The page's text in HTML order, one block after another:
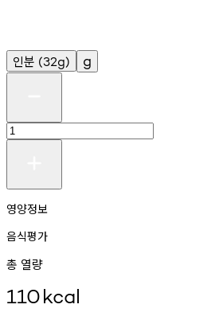
인분 (32g) g
영양정보
음식평가
총 열량
110kcal